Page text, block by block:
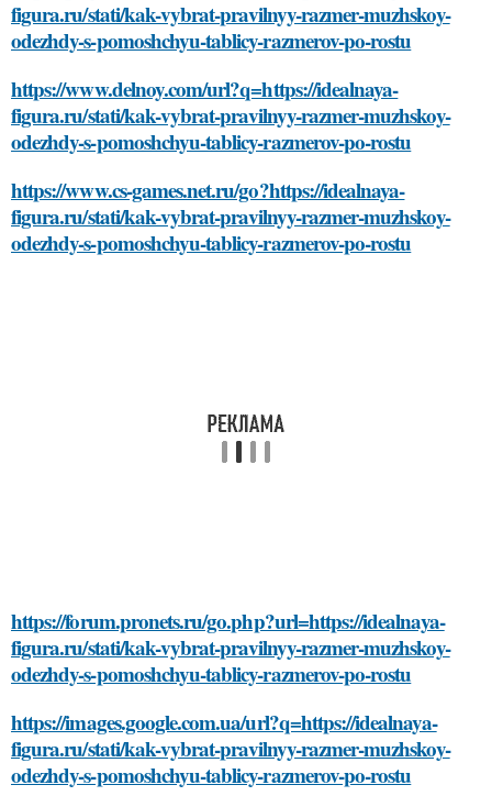
figura.ru/stati/kak-vybrat-pravilnyy-razmer-muzhskoy-
odezhdy-s-pomoshchyu-tablicy-razmerov-po-rostu
https://www.delnoy.com/url?q=https://idealnaya-
figura.ru/stati/kak-vybrat-pravilnyy-razmer-muzhskoy-
odezhdy-s-pomoshchyu-tablicy-razmerov-po-rostu
https://www.cs-games.net.ru/go?https://idealnaya-
figura.ru/stati/kak-vybrat-pravilnyy-razmer-muzhskoy-
odezhdy-s-pomoshchyu-tablicy-razmerov-po-rostu
https://forum.pronets.ru/go.php?url=https://idealnaya-
figura.ru/stati/kak-vybrat-pravilnyy-razmer-muzhskoy-
odezhdy-s-pomoshchyu-tablicy-razmerov-po-rostu
https://images.google.com.ua/url?q=https://idealnaya-
figura.ru/stati/kak-vybrat-pravilnyy-razmer-muzhskoy-
odezhdy-s-pomoshchyu-tablicy-razmerov-po-rostu